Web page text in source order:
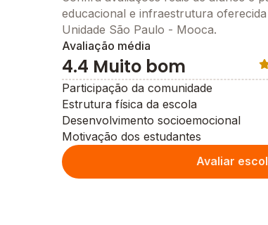
educacional e infraestrutura
Unidade São Paulo - Mooca.
Avaliação média
4.4 Muito bom
Participação da comunidade
Estrutura física da escola
Desenvolvimento socioemocional
Motivação dos estudantes
Avaliar